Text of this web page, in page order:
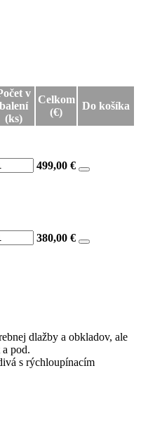
v
balení
(ks)
Celkom
(€)
Do košíka
499,00 €
380,00 €
dlažby a obkladov, ale
pod.
s rýchloupínacím